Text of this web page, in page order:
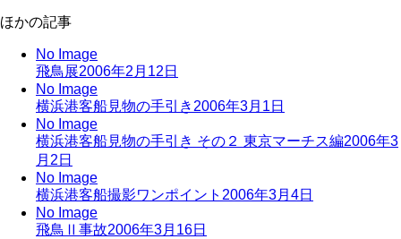
ほかの記事
No Image
飛鳥展2006年2月12日
No Image
横浜港客船見物の手引き 2006年3月1日
No Image
横浜港客船見物の手引き その２ 東京マーチス編2006年3
月2日
No Image
横浜港客船撮影ワンポイント 2006年3月4日
No Image
飛鳥Ⅱ事故2006年3月16日